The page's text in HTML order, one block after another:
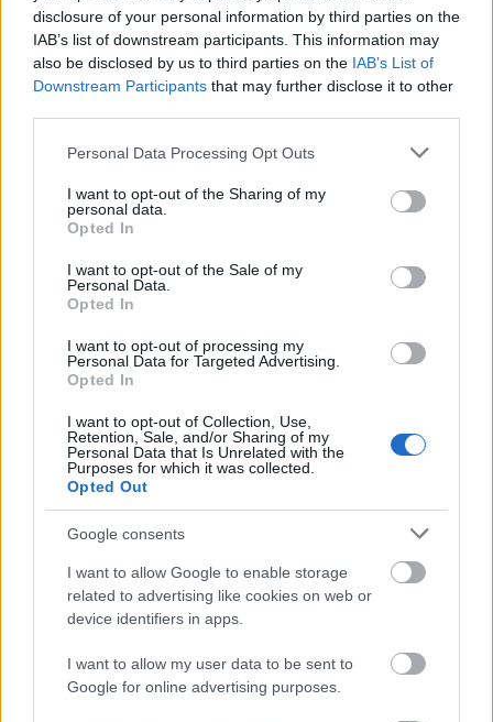
disclosure of your personal information by third parties on the
IAB’s list of downstream participants. This information may
also be disclosed by us to third parties on the IAB’s List of
Downstream Participants that may further disclose it to other
Please note that this website/app uses one or more Google
not limited to your visit or usage behaviour. You may click to
grant or deny consent to Google and its third-party tags to
use your data for below specified purposes in below Google
consent section.
Personal Data Processing Opt Outs
I want to opt-out of the Sharing of my
personal data.
Opted In
I want to opt-out of the Sale of my
Personal Data.
Opted In
I want to opt-out of processing my
Personal Data for Targeted Advertising.
Opted In
I want to opt-out of Collection, Use,
Retention, Sale, and/or Sharing of my
Personal Data that Is Unrelated with the
Purposes for which it was collected.
Opted Out
Google consents
I want to allow Google to enable storage
related to advertising like cookies on web or
device identifiers in apps.
I want to allow my user data to be sent to
Google for online advertising purposes.
Well well well,David Bowie (és Iman) ;)